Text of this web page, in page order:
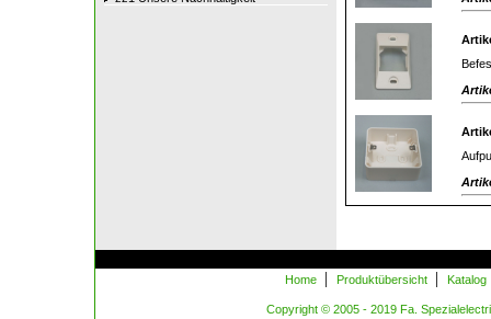
Home | Produktübersicht | Katalog
Copyright © 2005 - 2019 Fa.